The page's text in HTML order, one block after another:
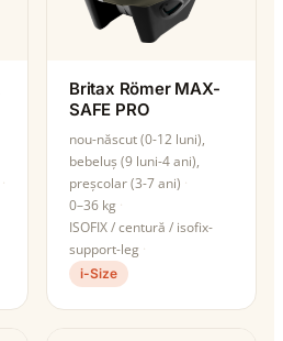
Britax Römer MAX-
SAFE PRO
nou-născut (0-12 luni),
bebeluș (9 luni-4 ani),
preșcolar (3-7 ani)
0–36 kg
ISOFIX / centură / isofix-
support-leg
i-Size